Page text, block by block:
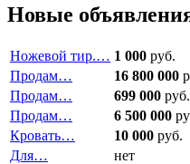
Новые
Ножевой тир.… 1 000 руб.
Продам…
16 800 000
Продам…
699 000 руб.
Продам…
6 500 000
Кровать…
10 000 руб.
Для…
нет